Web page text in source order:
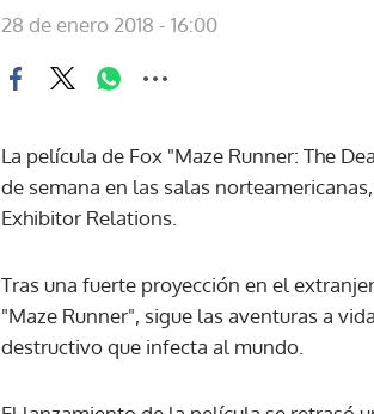
28 de enero 2018 - 16:00
La película de Fox "Maze Runner: The
de semana en las salas
Exhibitor Relations.
Tras una fuerte proyección en el
"Maze Runner", sigue las aventuras a
destructivo que infecta al mundo.